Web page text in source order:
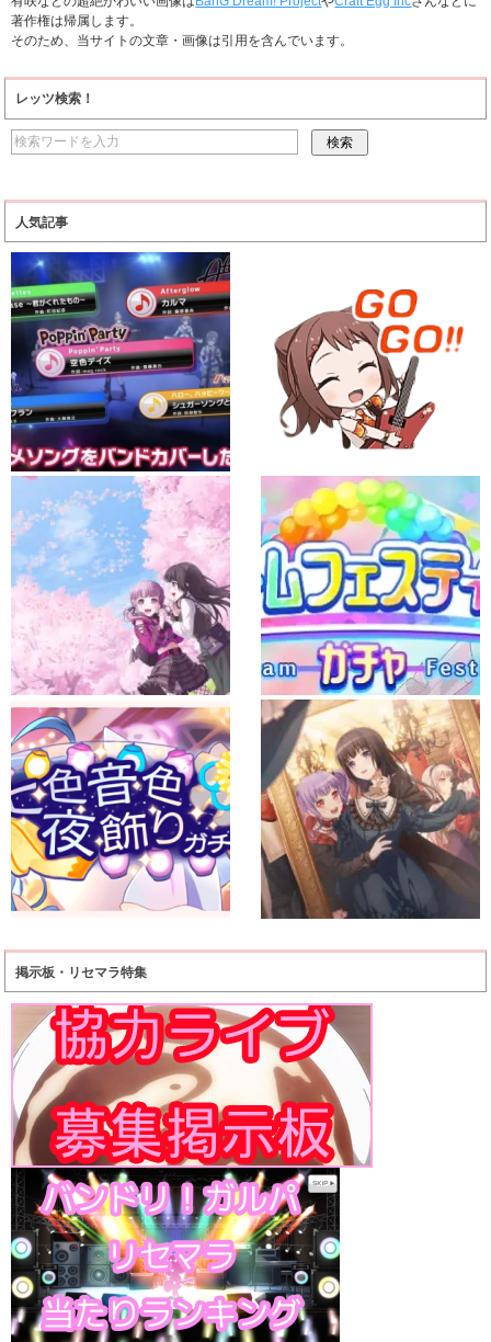
著作権は帰属します。
そのため、当サイトの文章・画像は引用を含んでいます。
レッツ検索！
人気記事
掲示板・リセマラ特集